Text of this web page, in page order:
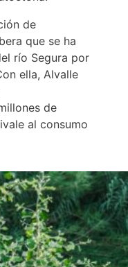
de
que se ha
río Segura por
ella, Alvalle
de
al consumo